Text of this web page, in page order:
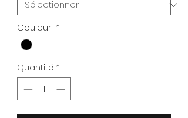
Couleur *
Quantité*